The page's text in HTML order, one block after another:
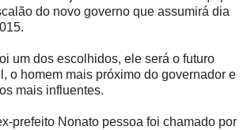
do novo governo que assumirá dia
um dos escolhidos, ele será o futuro
o homem mais próximo do governador e
mais influentes.
prefeito Nonato pessoa foi chamado por